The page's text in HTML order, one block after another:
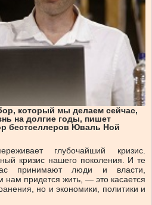
который мы делаем сейчас,
на долгие годы, пишет
бестселлеров Юваль Ной
глубочайший кризис.
кризис нашего поколения. И те
принимают люди и власти,
придется жить, — это касается
но и экономики, политики и